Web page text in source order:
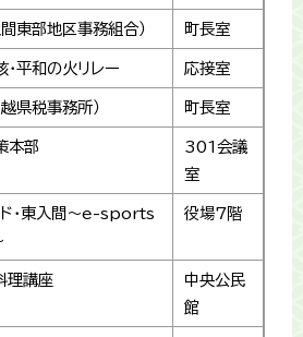
間東部地区事務組合） 町長室
・平和の火リレー 応接室
県税事務所） 町長室
本部
301会議
室
ド・東入間～e-sports
役場7階
理講座
中央公民
館